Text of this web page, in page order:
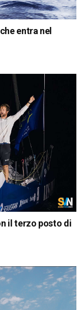
entra nel
il terzo posto di